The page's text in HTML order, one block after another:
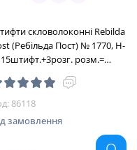
скловолоконні Rebilda
(Ребільда Пост) № 1770, Н-
розм.=
(VOCO/Воко)
86118
замовлення